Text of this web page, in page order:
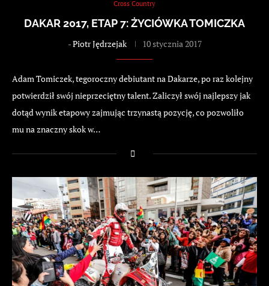
Cross Country
DAKAR 2017, ETAP 7: ŻYCIÓWKA TOMICZKA
-Piotr Jędrzejak 10 stycznia 2017
Adam Tomiczek, tegoroczny debiutant na Dakarze, po raz kolejny
potwierdził swój nieprzeciętny talent. Zaliczył swój najlepszy jak
dotąd wynik etapowy zajmując trzynastą pozycję, co pozwoliło
mu na znaczny skok w…